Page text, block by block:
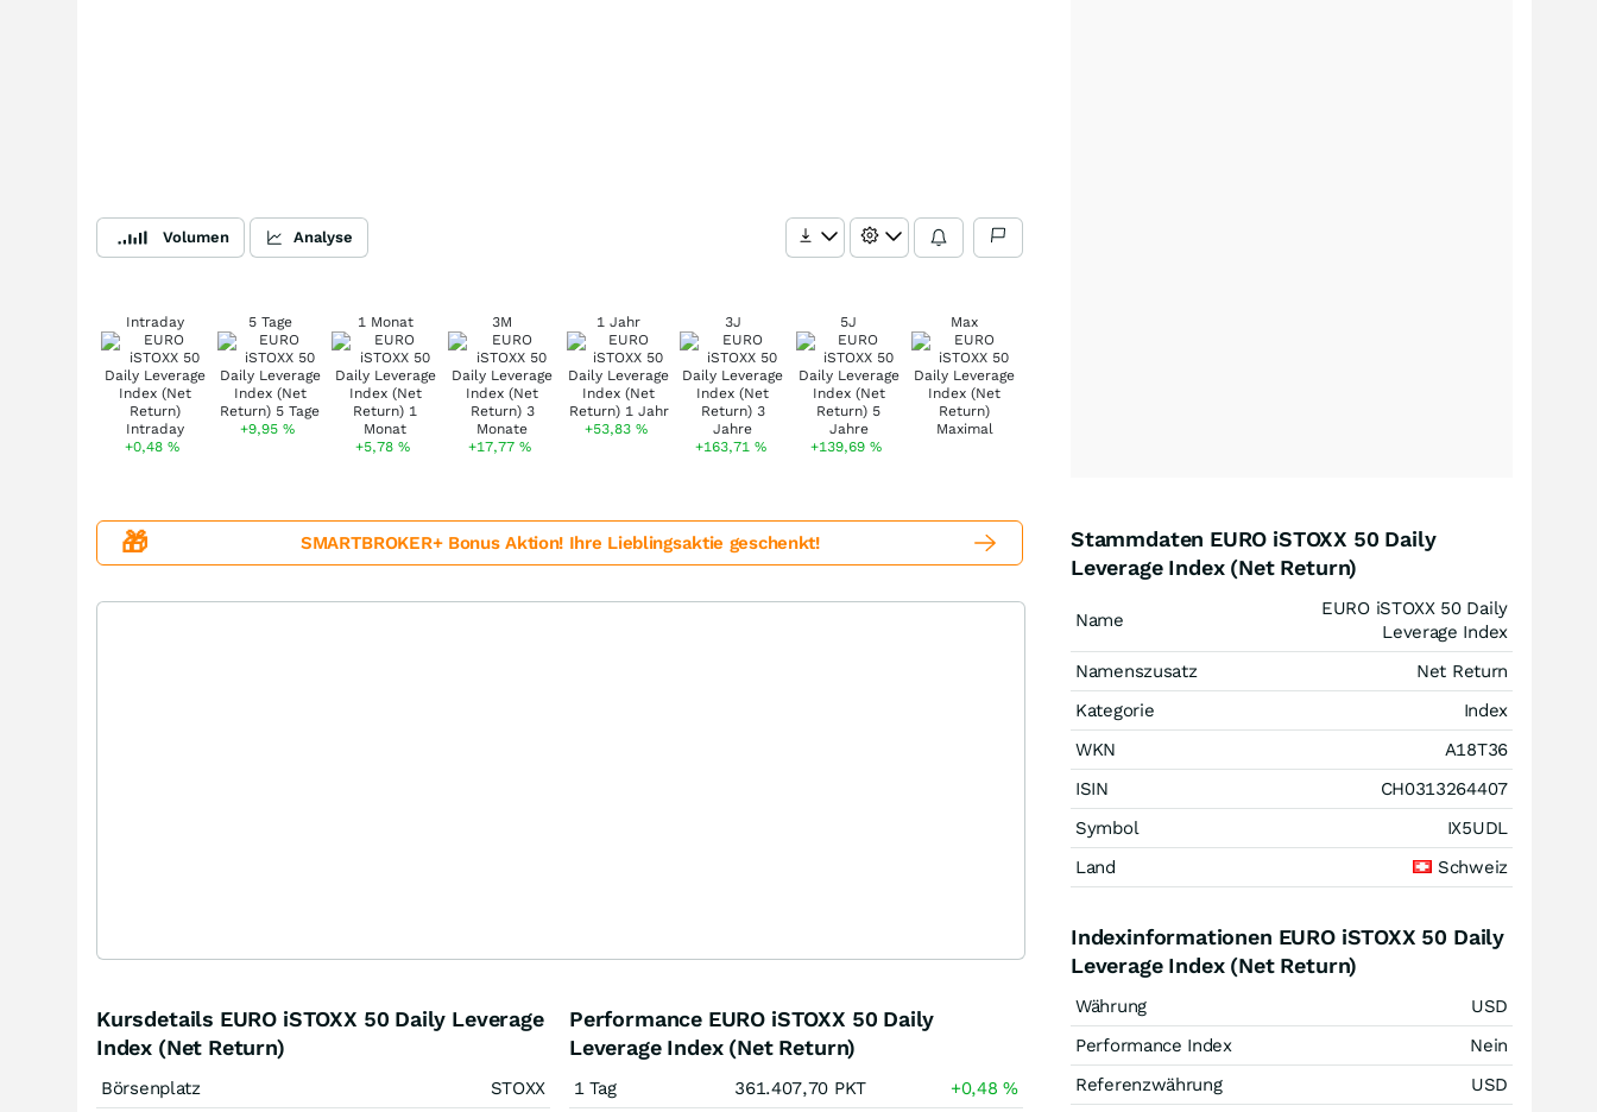
Volumen Analyse
Intraday
+0,48%
5 Tage
+9,95%
1 Monat
+5,78%
3M
+17,77%
1 Jahr
+53,83 %
3J
+163,71 %
5J
+139,69%
Max
🎁 SMARTBROKER+ Bonus Aktion! Ihre Lieblingsaktie geschenkt!
Kursdetails EURO iSTOXX 50 Daily Leverage
Index (Net Return)
Börsenplatz
STOXX
Performance EURO iSTOXX 50 Daily
Leverage Index (Net Return)
1 Tag 361.407,70 PKT +0,48%
Stammdaten EURO iSTOXX 50 Daily
Leverage Index (Net Return)
Name
EURO iSTOXX 50 Daily
Leverage Index
Namenszusatz
Net Return
Kategorie
Index
WKN
A18T36
ISIN
CH0313264407
Symbol
IX5UDL
Land
Schweiz
Indexinformationen EURO iSTOXX 50 Daily
Leverage Index (Net Return)
Währung
USD
Performance Index
Nein
Referenzwährung
USD